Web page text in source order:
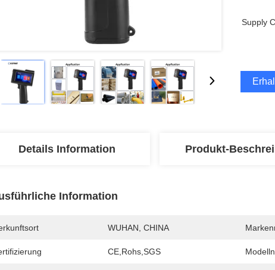
Supply
Details Information Produkt-
Information
WUHAN, CHINA
CE,Rohs,SGS